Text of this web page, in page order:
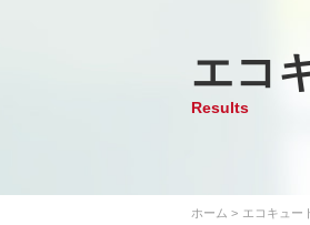
エコ
Results
ホーム エコキュー